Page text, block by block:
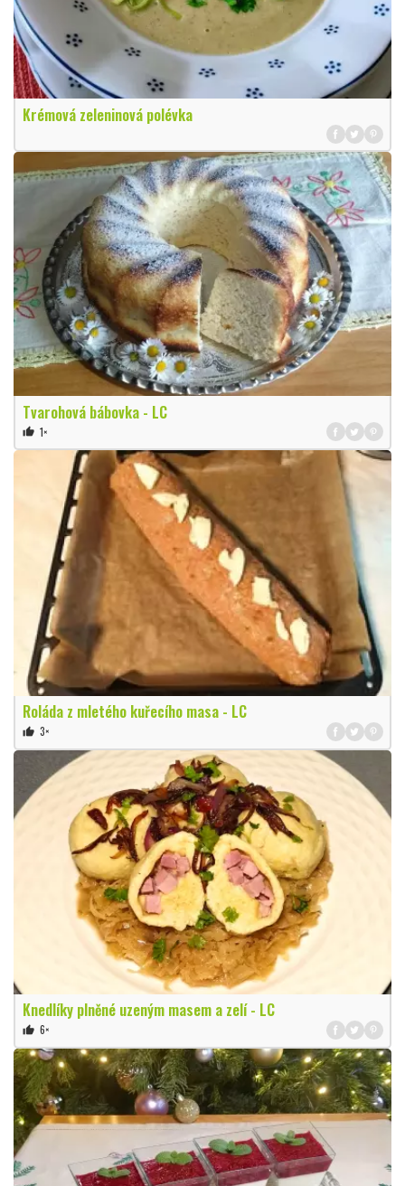
Krémová zeleninová polévka
Tvarohová bábovka - LC
thumb_up 1×
Roláda z mletého kuřecího masa - LC
thumb_up 3×
Knedlíky plněné uzeným masem a zelí - LC
thumb_up 6×